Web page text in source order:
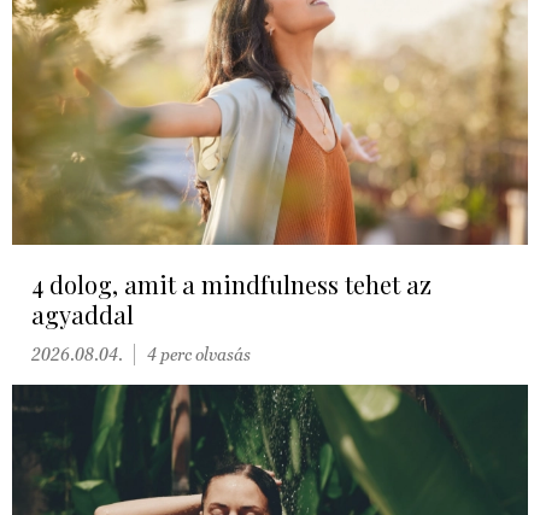
4 dolog, amit a mindfulness tehet az
agyaddal
2026.08.04. 4 perc olvasás